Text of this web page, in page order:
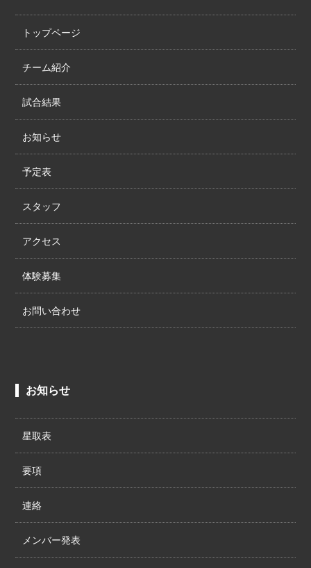
トップページ
チーム紹介
試合結果
お知らせ
予定表
スタッフ
アクセス
体験募集
お問い合わせ
お知らせ
星取表
要項
連絡
メンバー発表